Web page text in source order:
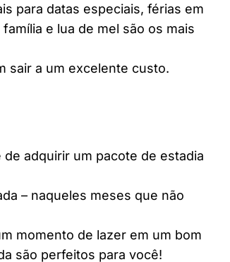
para datas especiais, férias em
e lua de mel são os mais
sair a um excelente custo.
adquirir um pacote de estadia
– naqueles meses que não
momento de lazer em um bom
são perfeitos para você!